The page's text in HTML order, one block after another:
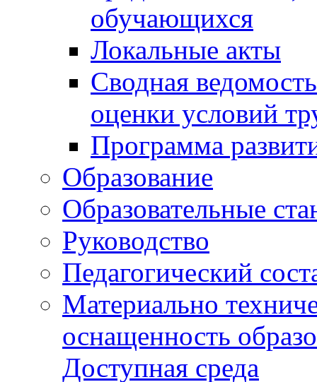
обучающихся
Локальные акты
Сводная
оценки условий
Программа
Образование
Образовательные
Руководство
Педагогический
Материально
оснащенность
Доступная среда